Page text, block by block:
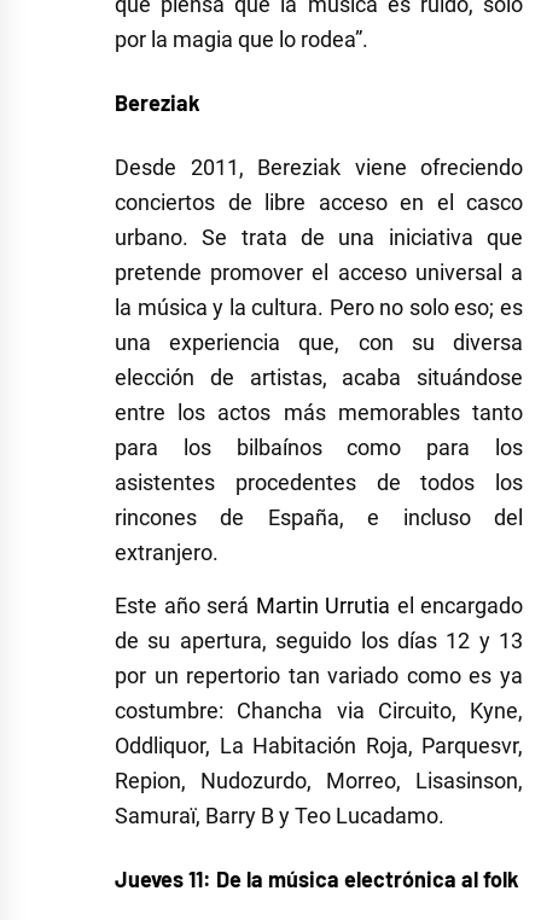
por la magia que lo rodea”.
Bereziak
Desde 2011, Bereziak viene ofreciendo
conciertos de libre acceso en el casco
urbano. Se trata de una iniciativa que
pretende promover el acceso universal a
la música y la cultura. Pero no solo eso; es
una experiencia que, con su diversa
elección de artistas, acaba situándose
entre los actos más memorables tanto
para los bilbaínos como para los
asistentes procedentes de todos los
rincones de España, e incluso del
extranjero.
Este año será Martin Urrutia el encargado
de su apertura, seguido los días 12 y 13
por un repertorio tan variado como es ya
costumbre: Chancha via Circuito, Kyne,
Oddliquor, La Habitación Roja, Parquesvr,
Repion, Nudozurdo, Morreo, Lisasinson,
Samuraï, Barry B y Teo Lucadamo.
Jueves 11: De la música electrónica al folk